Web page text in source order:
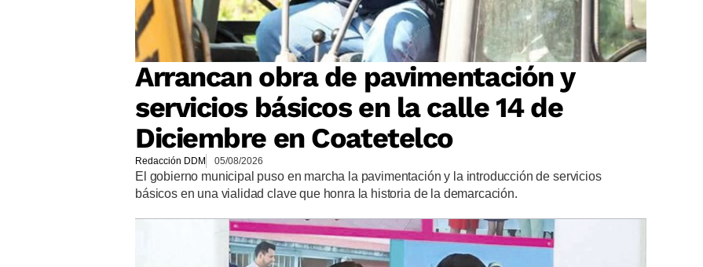
Arrancan obra de pavimentación y
servicios básicos en la calle 14 de
Diciembre en Coatetelco
Redacción DDM 05/08/2026
El gobierno municipal puso en marcha la pavimentación y la introducción de servicios
básicos en una vialidad clave que honra la historia de la demarcación.